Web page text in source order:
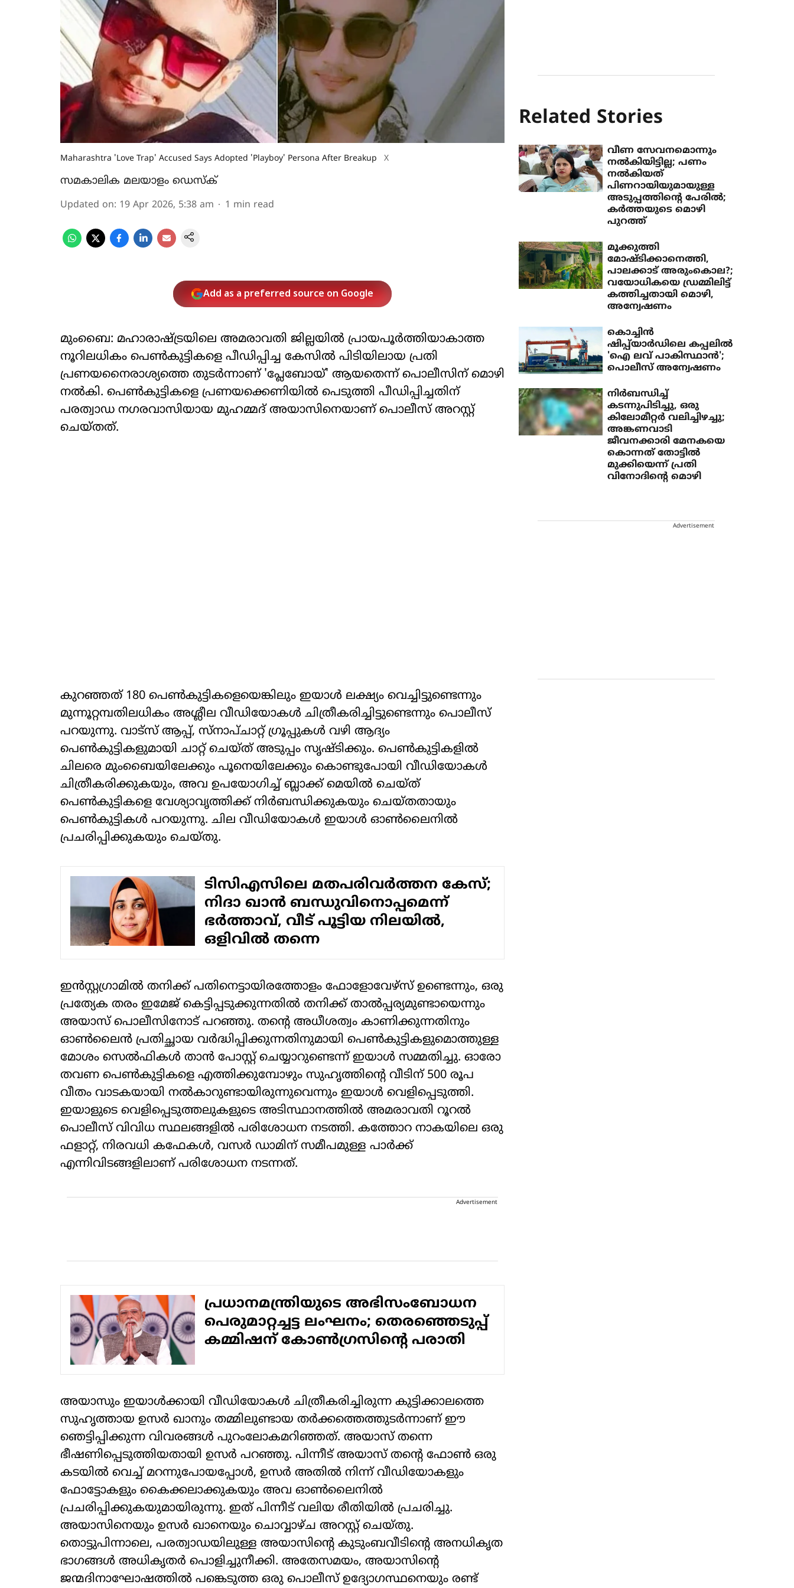
Maharashtra 'Love Trap' Accused Says Adopted 'Playboy' Persona After Breakup X
സമകാലിക മലയാളം ഡെസ്ക്
Updated on: 19 Apr 2026, 5:38 am 1 min read
Add as a preferred source on Google
മുംബൈ: മഹാരാഷ്ട്രയിലെ അമരാവതി ജില്ലയില്‍ പ്രായപൂര്‍ത്തിയാകാത്ത
നൂറിലധികം പെണ്‍കുട്ടികളെ പീഡിപ്പിച്ച കേസില്‍ പിടിയിലായ പ്രതി
പ്രണയനൈരാശ്യത്തെ തുടര്‍ന്നാണ് 'പ്ലേബോയ്' ആയതെന്ന് പൊലീസിന് മൊഴി
നല്‍കി. പെണ്‍കുട്ടികളെ പ്രണയക്കെണിയില്‍ പെടുത്തി പീഡിപ്പിച്ചതിന്
പരത്വാഡ നഗരവാസിയായ മുഹമ്മദ് അയാസിനെയാണ് പൊലീസ് അറസ്റ്റ്
ചെയ്തത്.
കുറഞ്ഞത് 180 പെണ്‍കുട്ടികളെയെങ്കിലും ഇയാള്‍ ലക്ഷ്യം വെച്ചിട്ടുണ്ടെന്നും
മുന്നൂറ്റമ്പതിലധികം അശ്ലീല വീഡിയോകള്‍ ചിത്രീകരിച്ചിട്ടുണ്ടെന്നും പൊലീസ്
പറയുന്നു. വാട്‌സ് ആപ്പ്, സ്‌നാപ്ചാറ്റ് ഗ്രൂപ്പുകള്‍ വഴി ആദ്യം
പെണ്‍കുട്ടികളുമായി ചാറ്റ് ചെയ്ത് അടുപ്പം സൃഷ്ടിക്കും. പെണ്‍കുട്ടികളില്‍
ചിലരെ മുംബൈയിലേക്കും പൂനെയിലേക്കും കൊണ്ടുപോയി വീഡിയോകള്‍
ചിത്രീകരിക്കുകയും, അവ ഉപയോഗിച്ച് ബ്ലാക്ക് മെയില്‍ ചെയ്ത്
പെണ്‍കുട്ടികളെ വേശ്യാവൃത്തിക്ക് നിര്‍ബന്ധിക്കുകയും ചെയ്തതായും
പെണ്‍കുട്ടികള്‍ പറയുന്നു. ചില വീഡിയോകള്‍ ഇയാള്‍ ഓണ്‍ലൈനില്‍
പ്രചരിപ്പിക്കുകയും ചെയ്തു.
ടിസിഎസിലെ മതപരിവര്‍ത്തന കേസ്;
നിദാ ഖാന്‍ ബന്ധുവിനൊപ്പമെന്ന്
ഭര്‍ത്താവ്, വീട് പൂട്ടിയ നിലയില്‍,
ഒളിവില്‍ തന്നെ
ഇന്‍സ്റ്റഗ്രാമില്‍ തനിക്ക് പതിനെട്ടായിരത്തോളം ഫോളോവേഴ്സ് ഉണ്ടെന്നും, ഒരു
പ്രത്യേക തരം ഇമേജ് കെട്ടിപ്പടുക്കുന്നതില്‍ തനിക്ക് താല്‍പ്പര്യമുണ്ടായെന്നും
അയാസ് പൊലീസിനോട് പറഞ്ഞു. തന്റെ അധീശത്വം കാണിക്കുന്നതിനും
ഓണ്‍ലൈന്‍ പ്രതിച്ഛായ വര്‍ദ്ധിപ്പിക്കുന്നതിനുമായി പെണ്‍കുട്ടികളുമൊത്തുള്ള
മോശം സെല്‍ഫികള്‍ താന്‍ പോസ്റ്റ് ചെയ്യാറുണ്ടെന്ന് ഇയാള്‍ സമ്മതിച്ചു. ഓരോ
തവണ പെണ്‍കുട്ടികളെ എത്തിക്കുമ്പോഴും സുഹൃത്തിന്റെ വീടിന് 500 രൂപ
വീതം വാടകയായി നല്‍കാറുണ്ടായിരുന്നുവെന്നും ഇയാള്‍ വെളിപ്പെടുത്തി.
ഇയാളുടെ വെളിപ്പെടുത്തലുകളുടെ അടിസ്ഥാനത്തില്‍ അമരാവതി റൂറല്‍
പൊലീസ് വിവിധ സ്ഥലങ്ങളില്‍ പരിശോധന നടത്തി. കത്തോറ നാകയിലെ ഒരു
ഫളാറ്റ്, നിരവധി കഫേകള്‍, വസര്‍ ഡാമിന് സമീപമുള്ള പാര്‍ക്ക്
എന്നിവിടങ്ങളിലാണ് പരിശോധന നടന്നത്.
Advertisement
പ്രധാനമന്ത്രിയുടെ അഭിസംബോധന
പെരുമാറ്റച്ചട്ട ലംഘനം; തെരഞ്ഞെടുപ്പ്
കമ്മിഷന് കോൺ​ഗ്രസിന്റെ പരാതി
അയാസും ഇയാള്‍ക്കായി വീഡിയോകള്‍ ചിത്രീകരിച്ചിരുന്ന കുട്ടിക്കാലത്തെ
സുഹൃത്തായ ഉസര്‍ ഖാനും തമ്മിലുണ്ടായ തര്‍ക്കത്തെത്തുടര്‍ന്നാണ് ഈ
ഞെട്ടിപ്പിക്കുന്ന വിവരങ്ങള്‍ പുറംലോകമറിഞ്ഞത്. അയാസ് തന്നെ
ഭീഷണിപ്പെടുത്തിയതായി ഉസര്‍ പറഞ്ഞു. പിന്നീട് അയാസ് തന്റെ ഫോണ്‍ ഒരു
കടയില്‍ വെച്ച് മറന്നുപോയപ്പോള്‍, ഉസര്‍ അതില്‍ നിന്ന് വീഡിയോകളും
ഫോട്ടോകളും കൈക്കലാക്കുകയും അവ ഓണ്‍ലൈനില്‍
പ്രചരിപ്പിക്കുകയുമായിരുന്നു. ഇത് പിന്നീട് വലിയ രീതിയില്‍ പ്രചരിച്ചു.
അയാസിനെയും ഉസര്‍ ഖാനെയും ചൊവ്വാഴ്ച അറസ്റ്റ് ചെയ്തു.
തൊട്ടുപിന്നാലെ, പരത്വാഡയിലുള്ള അയാസിന്റെ കുടുംബവീടിന്റെ അനധികൃത
ഭാഗങ്ങള്‍ അധികൃതര്‍ പൊളിച്ചുനീക്കി. അതേസമയം, അയാസിന്റെ
ജന്മദിനാഘോഷത്തില്‍ പങ്കെടുത്ത ഒരു പൊലീസ് ഉദ്യോഗസ്ഥനെയും രണ്ട്
Related Stories
വീണ സേവനമൊന്നും
നല്‍കിയിട്ടില്ല; പണം
നല്‍കിയത്
പിണറായിയുമായുള്ള
അടുപ്പത്തിന്റെ പേരില്‍;
കര്‍ത്തയുടെ മൊഴി
പുറത്ത്
മൂക്കുത്തി
മോഷ്ടിക്കാനെത്തി,
പാലക്കാട് അരുംകൊല?;
വയോധികയെ ഡ്രമ്മിലിട്ട്
കത്തിച്ചതായി മൊഴി,
അന്വേഷണം
കൊച്ചിന്‍
ഷിപ്പ്‌യാര്‍ഡിലെ കപ്പലില്‍
'ഐ ലവ് പാകിസ്ഥാന്‍';
പൊലീസ് അന്വേഷണം
നിർബന്ധിച്ച്
കടന്നുപിടിച്ചു, ഒരു
കിലോമീറ്റർ വലിച്ചിഴച്ചു;
അങ്കണവാടി
ജീവനക്കാരി മേനകയെ
കൊന്നത് തോട്ടിൽ
മുക്കിയെന്ന് പ്രതി
വിനോദിന്റെ മൊഴി
Advertisement